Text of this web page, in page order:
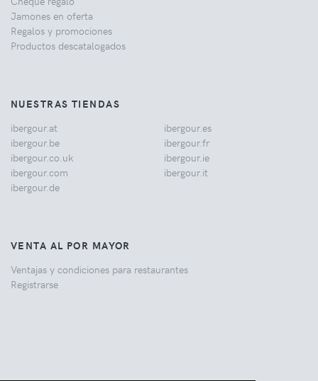
Jamones en oferta
Regalos y promociones
Productos descatalogados
NUESTRAS TIENDAS
ibergour.at
ibergour.be
ibergour.co.uk
ibergour.com
ibergour.de
ibergour.es
ibergour.fr
ibergour.ie
ibergour.it
VENTA AL POR MAYOR
Ventajas y condiciones para restaurantes
Registrarse